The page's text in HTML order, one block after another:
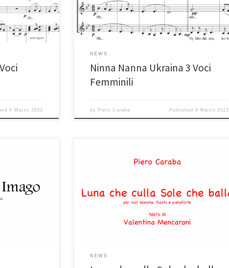
9 Marzo 2022
NEWS
Ninna Nanna Ukraina 3 Voci
Femminili
by Piero Caraba Published 9 Marzo 2022
NEWS